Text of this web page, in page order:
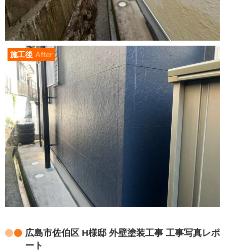
施工後 After
広島市佐伯区 H様邸 外壁塗装工事 工事写真レポ
ート